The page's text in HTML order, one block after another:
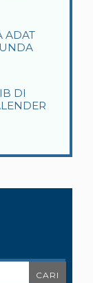
ADAT
DI